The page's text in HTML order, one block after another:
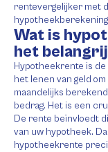
rentevergelijker met
Wat is
het
Hypotheekrente is
het lenen van geld
maandelijks
bedrag. Het is een
De rente beïnvloedt
van uw hypotheek.
hypotheekrente